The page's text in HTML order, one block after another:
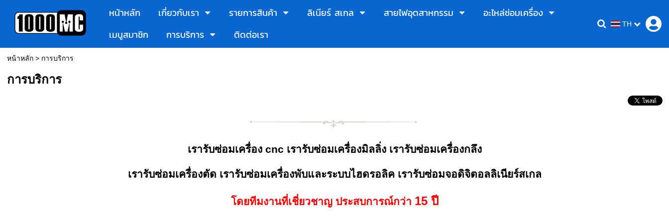
หน้าหลัก เกี่ยวกับเรา รายการสินค้า ลิเนียร์ สเกล สายไฟอุตสาหกรรม
อะไหล่ซ่อมเครื่อง
เมนูสมาชิก
การบริการ ติดต่อเรา
TH
หน้าหลัก> การบริการ
การบริการ
เรารับซ่อมเครื่อง cnc เรารับซ่อมเครื่องมิลลิ่ง เรารับซ่อมเครื่องกลึง
เรารับซ่อมเครื่องตัด เรารับซ่อมเครื่องพับและระบบไฮดรอลิค เรารับซ่อมจอดิจิตอลลิเนียร์สเกล
โดยทีมงานที่เชี่ยวชาญ ประสบการณ์กว่า 15 ปี